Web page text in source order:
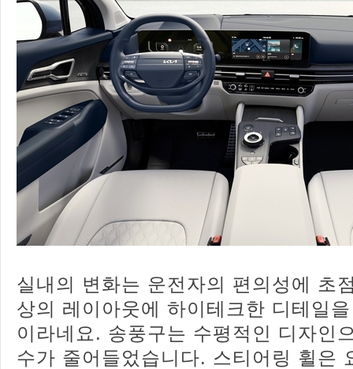
실내의 변화는 운전자의 편의성에 초
상의 레이아웃에 하이테크한 디테일
이라네요. 송풍구는 수평적인 디자인
수가 줄어들었습니다. 스티어링 휠은